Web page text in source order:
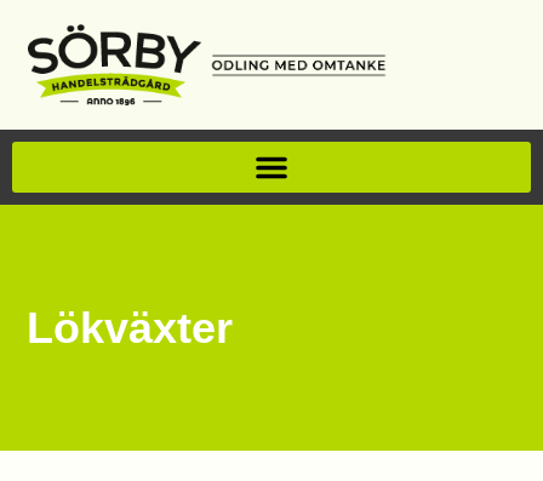
Lökväxter